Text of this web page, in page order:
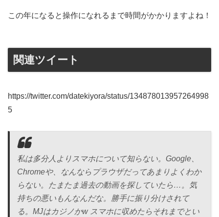
この年になると操作になれるまで時間がかかりますよね！
関連ツイート
https://twitter.com/datekiyora/status/134878013957264998
5
私は多分人よりスマホについて知らない。Google、
Chromeや、なんならプラウザだってあまりよくわか
らない。たまたま過去の動画を探していたら…。気
持ちの悪いもんなんだな。勝手に振り分けされて
る。MJはカジノかw スマホに収めたらそれまでとい